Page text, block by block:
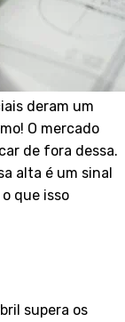
deram um
O mercado
de fora dessa.
alta é um sinal
que isso
supera os